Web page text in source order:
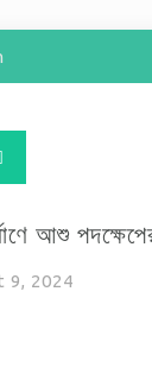
আশু
9, 2024